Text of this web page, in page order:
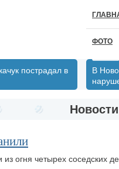
ФОТО
пострадал в
В
огня четырех соседских